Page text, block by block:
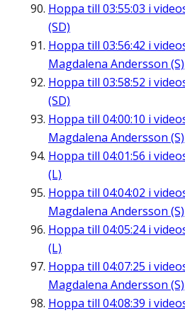
Hoppa till 03:55:03 i
(SD)
Hoppa till 03:56:42 i
Magdalena Andersson (S)
Hoppa till 03:58:52 i
(SD)
Hoppa till 04:00:10 i
Magdalena Andersson (S)
Hoppa till 04:01:56 i
(L)
Hoppa till 04:04:02 i
Magdalena Andersson (S)
Hoppa till 04:05:24i
(L)
Hoppa till 04:07:25 i
Magdalena Andersson (S)
Hoppa till 04:08:39 i